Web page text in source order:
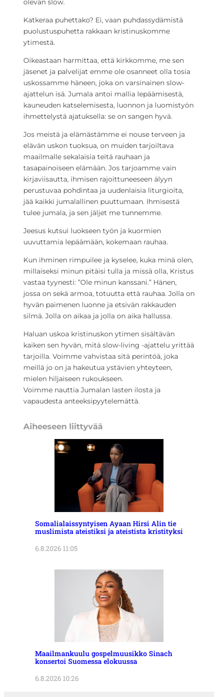
olevan slow.
Katkeraa puhettako? Ei, vaan puhdassydämistä
puolustuspuhetta rakkaan kristinuskomme
ytimestä.
Oikeastaan harmittaa, että kirkkomme, me sen
jäsenet ja palvelijat emme ole osanneet olla tosia
uskossamme häneen, joka on varsinainen slow-
ajattelun isä. Jumala antoi mallia lepäämisestä,
kauneuden katselemisesta, luonnon ja luomistyön
ihmettelystä ajatuksella: se on sangen hyvä.
Jos meistä ja elämästämme ei nouse terveen ja
elävän uskon tuoksua, on muiden tarjoiltava
maailmalle sekalaisia teitä rauhaan ja
tasapainoiseen elämään. Jos tarjoamme vain
kirjaviisautta, ihmisen rajoittuneeseen älyyn
perustuvaa pohdintaa ja uudenlaisia liturgioita,
jää kaikki jumalallinen puuttumaan. Ihmisestä
tulee jumala, ja sen jäljet me tunnemme.
Jeesus kutsui luokseen työn ja kuormien
uuvuttamia lepäämään, kokemaan rauhaa.
Kun ihminen rimpuilee ja kyselee, kuka minä olen,
millaiseksi minun pitäisi tulla ja missä olla, Kristus
vastaa tyynesti: ”Ole minun kanssani.” Hänen,
jossa on sekä armoa, totuutta että rauhaa. Jolla on
hyvän paimenen luonne ja etsivän rakkauden
silmä. Jolla on aikaa ja jolla on aika hallussa.
Haluan uskoa kristinuskon ytimen sisältävän
kaiken sen hyvän, mitä slow-living -ajattelu yrittää
tarjoilla. Voimme vahvistaa sitä perintöä, joka
meillä jo on ja hakeutua ystävien yhteyteen,
mielen hiljaiseen rukoukseen.
Voimme nauttia Jumalan lasten ilosta ja
vapaudesta anteeksipyytelemättä.
Aiheeseen liittyvää
Somalialaissyntyisen Ayaan Hirsi Alin tie
muslimista ateistiksi ja ateistista kristityksi
6.8.2026 11:05
Maailmankuulu gospelmuusikko Sinach
konsertoi Suomessa elokuussa
6.8.2026 10:26